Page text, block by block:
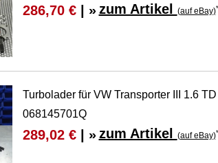
286,70 €| » zum Artikel (auf eBay)*
Turbolader für VW Transporter III 1.6
068145701Q
289,02 €| » zum Artikel (auf eBay)*